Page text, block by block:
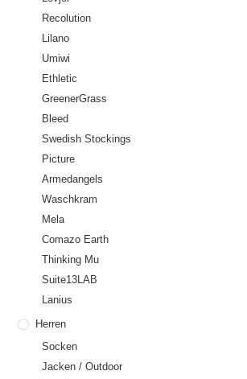
Recolution
Lilano
Umiwi
Ethletic
GreenerGrass
Bleed
Swedish Stockings
Picture
Armedangels
Waschkram
Mela
Comazo Earth
Thinking Mu
Suite13LAB
Lanius
Herren
Socken
Jacken / Outdoor